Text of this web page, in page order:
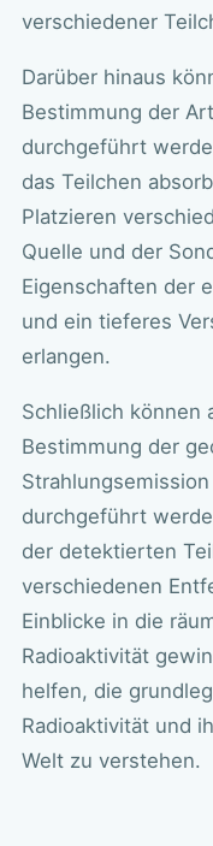
verschiedener
Darüber hinaus
Bestimmung der
durchgeführt
das Teilchen
Platzieren
Quelle und der
Eigenschaften der
und ein tieferes
erlangen.
Schließlich können
Bestimmung der
durchgeführt
der detektierten
verschiedenen
Einblicke in die
Radioaktivität
helfen, die
Radioaktivität und
Welt zu verstehen.